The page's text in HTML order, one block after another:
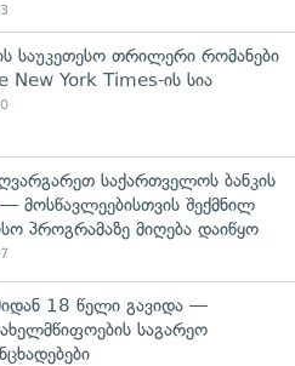
საუკეთესო თრილერი რომანები
New York Times-ის სია
საქართველოს ბანკის
მოსწავლეებისთვის შექმნილ
პროგრამაზე მიღება დაიწყო
18 წელი გავიდა —
საგარეო